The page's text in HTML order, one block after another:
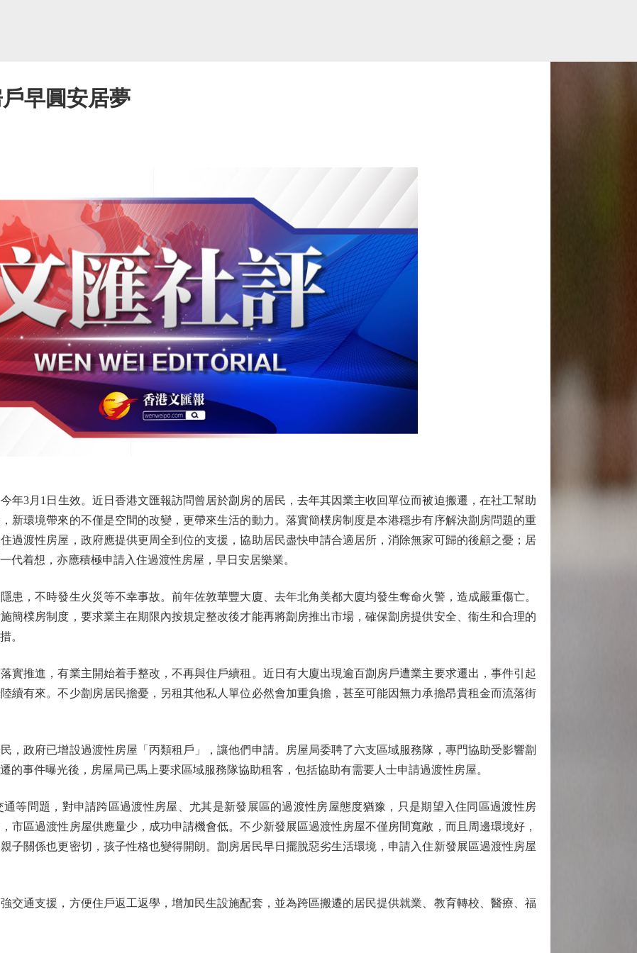
早圓安居夢
3月1日生效。近日香港文匯報訪問曾居於劏房的居民，去年其因業主收回單位而被迫搬遷，在社工幫助
新環境帶來的不僅是空間的改變，更帶來生活的動力。落實簡樸房制度是本港穩步有序解決劏房問題的重
過渡性房屋，政府應提供更周全到位的支援，協助居民盡快申請合適居所，消除無家可歸的後顧之憂；居
代着想，亦應積極申請入住過渡性房屋，早日安居樂業。
，不時發生火災等不幸事故。前年佐敦華豐大廈、去年北角美都大廈均發生奪命火警，造成嚴重傷亡。
簡樸房制度，要求業主在期限內按規定整改後才能再將劏房推出市場，確保劏房提供安全、衞生和合理的
。
推進，有業主開始着手整改，不再與住戶續租。近日有大廈出現逾百劏房戶遭業主要求遷出，事件引起
續有來。不少劏房居民擔憂，另租其他私人單位必然會加重負擔，甚至可能因無力承擔昂貴租金而流落街
政府已增設過渡性房屋「丙類租戶」，讓他們申請。房屋局委聘了六支區域服務隊，專門協助受影響劏
的事件曝光後，房屋局已馬上要求區域服務隊協助租客，包括協助有需要人士申請過渡性房屋。
問題，對申請跨區過渡性房屋、尤其是新發展區的過渡性房屋態度猶豫，只是期望入住同區過渡性房
市區過渡性房屋供應量少，成功申請機會低。不少新發展區過渡性房屋不僅房間寬敞，而且周邊環境好，
子關係也更密切，孩子性格也變得開朗。劏房居民早日擺脫惡劣生活環境，申請入住新發展區過渡性房屋
通支援，方便住戶返工返學，增加民生設施配套，並為跨區搬遷的居民提供就業、教育轉校、醫療、福